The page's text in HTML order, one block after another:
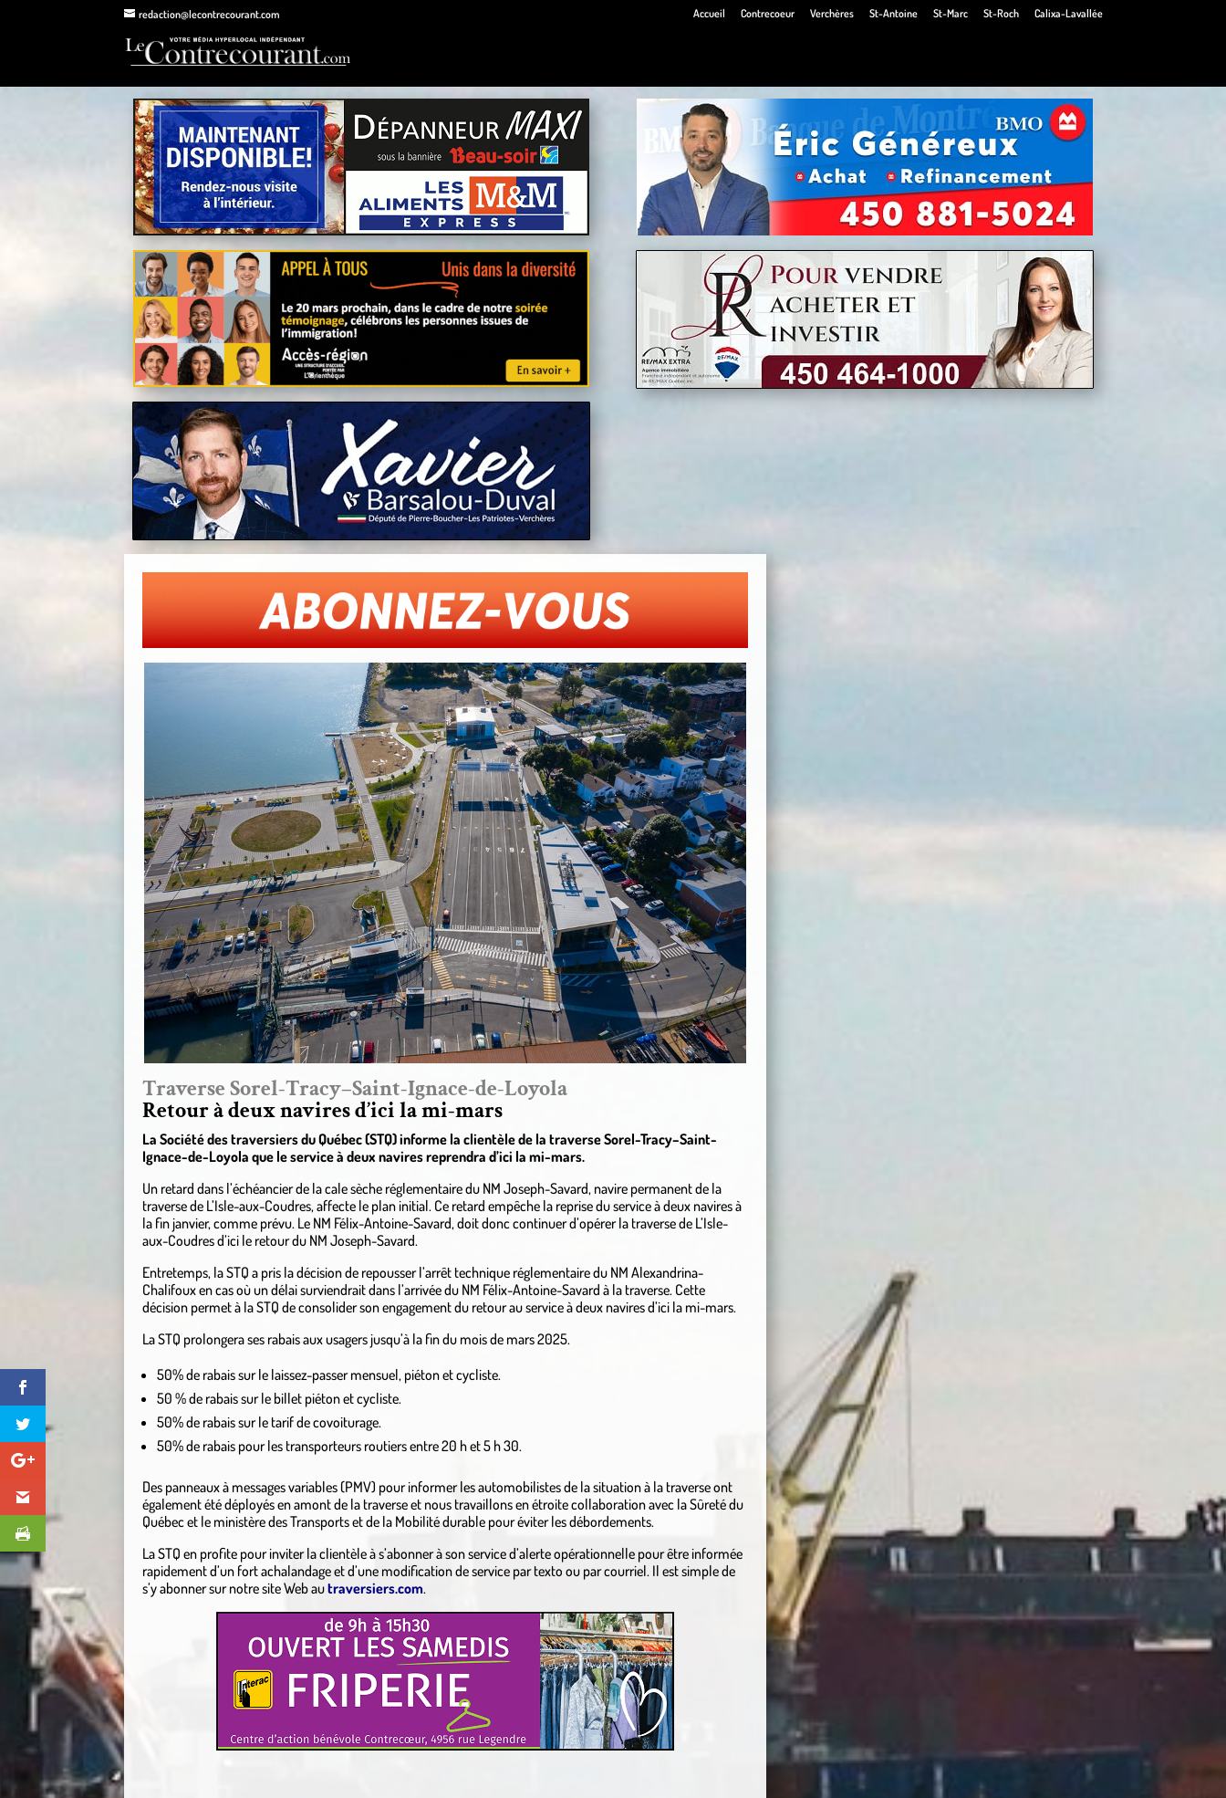
redaction@lecontrecourant.com Accueil Contrecoeur Verchères St-Antoine St-Marc St-Roch Calixa-Lavallée
Traverse Sorel-Tracy–Saint-Ignace-de-Loyola
Retour à deux navires d’ici la mi-mars
La Société des traversiers du Québec (STQ) informe la clientèle de la traverse Sorel-Tracy–Saint-
Ignace-de-Loyola que le service à deux navires reprendra d’ici la mi-mars.
Un retard dans l’échéancier de la cale sèche réglementaire du NM Joseph-Savard, navire permanent de la
traverse de L’Isle-aux-Coudres, affecte le plan initial. Ce retard empêche la reprise du service à deux navires à
la fin janvier, comme prévu. Le NM Félix-Antoine-Savard, doit donc continuer d’opérer la traverse de L’Isle-
aux-Coudres d’ici le retour du NM Joseph-Savard.
Entretemps, la STQ a pris la décision de repousser l’arrêt technique réglementaire du NM Alexandrina-
Chalifoux en cas où un délai surviendrait dans l’arrivée du NM Félix-Antoine-Savard à la traverse. Cette
décision permet à la STQ de consolider son engagement du retour au service à deux navires d’ici la mi-mars.
La STQ prolongera ses rabais aux usagers jusqu’à la fin du mois de mars 2025.
50% de rabais sur le laissez-passer mensuel, piéton et cycliste.
50 % de rabais sur le billet piéton et cycliste.
50% de rabais sur le tarif de covoiturage.
50% de rabais pour les transporteurs routiers entre 20 h et 5 h 30.
Des panneaux à messages variables (PMV) pour informer les automobilistes de la situation à la traverse ont
également été déployés en amont de la traverse et nous travaillons en étroite collaboration avec la Sûreté du
Québec et le ministère des Transports et de la Mobilité durable pour éviter les débordements.
La STQ en profite pour inviter la clientèle à s’abonner à son service d’alerte opérationnelle pour être informée
rapidement d’un fort achalandage et d’une modification de service par texto ou par courriel. Il est simple de
s’y abonner sur notre site Web autraversiers.com.